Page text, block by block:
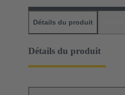
Détails du produit
Détails du produit